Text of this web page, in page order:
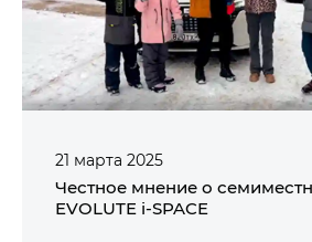
21 марта 2025
Честное мнение о
EVOLUTE i‑SPACE